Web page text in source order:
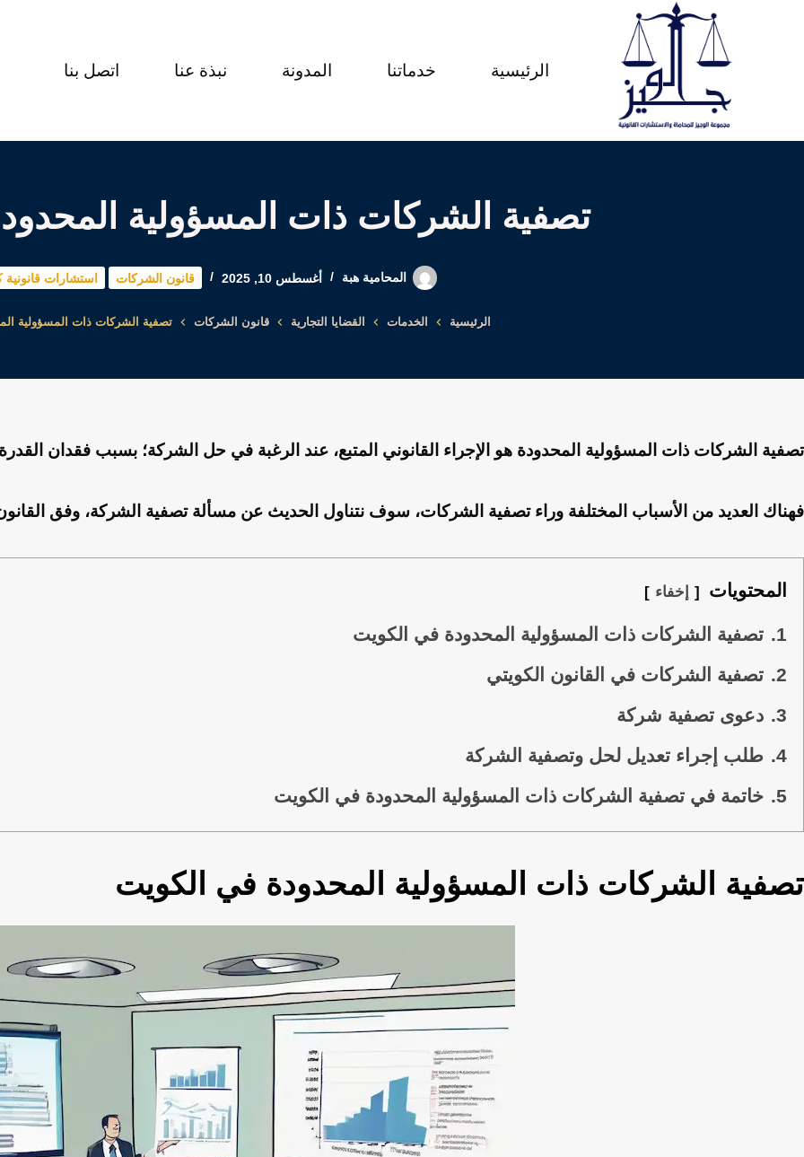
الرئيسية خدماتنا المدونة نبذة عنا اتصل بنا
تصفية الشركات ذات المسؤولية
المحامية هبة أغسطس 10, 2025 قانون الشركات استشارات قانونية
الرئيسية الخدمات القضايا التجارية قانون الشركات تصفية الشركات ذات المسؤولية
تصفية الشركات ذات المسؤولية المحدودة هو الإجراء القانوني المتبع، عند الرغبة في حل الشركة؛ بسبب فقدان
فهناك العديد من الأسباب المختلفة وراء تصفية الشركات، سوف نتناول الحديث عن مسألة تصفية الشركة، وفق
المحتويات إخفاء
1.
تصفية الشركات ذات المسؤولية المحدودة في الكويت
2.
تصفية الشركات في القانون الكويتي
3.
دعوى تصفية شركة
4.
طلب إجراء تعديل لحل وتصفية الشركة
5.
خاتمة في تصفية الشركات ذات المسؤولية المحدودة في الكويت
تصفية الشركات ذات المسؤولية المحدودة في الكويت